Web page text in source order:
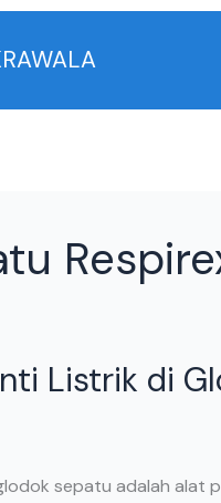
Listrik di
sepatu adalah alat